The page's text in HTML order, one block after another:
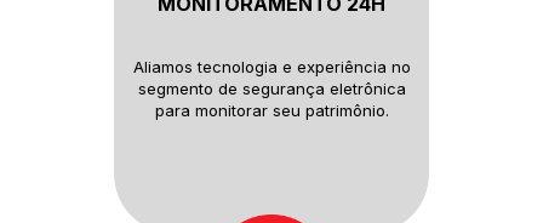
Aliamos tecnologia e experiência no
segmento de segurança eletrônica
para monitorar seu patrimônio.